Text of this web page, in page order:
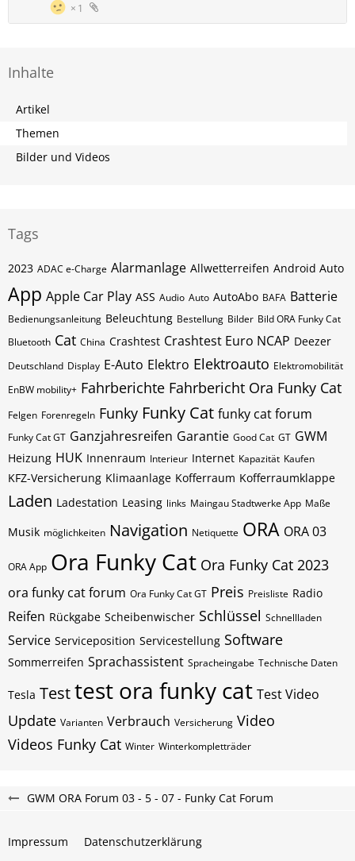
1
Inhalte
Artikel
Themen
Bilder und Videos
Tags
2023 ADAC e-Charge Alarmanlage Allwetterreifen Android Auto
App Apple Car Play ASS Audio Auto AutoAbo BAFA Batterie
Bedienungsanleitung Beleuchtung Bestellung Bilder Bild ORA Funky Cat
Bluetooth Cat China Crashtest Crashtest Euro NCAP Deezer
Deutschland Display E-Auto Elektro Elektroauto Elektromobilität
EnBW mobility+ Fahrberichte Fahrbericht Ora Funky Cat
Felgen Forenregeln Funky Funky Cat funky cat forum
Funky Cat GT Ganzjahresreifen Garantie Good Cat GT GWM
Heizung HUK Innenraum Interieur Internet Kapazität Kaufen
KFZ-Versicherung Klimaanlage Kofferraum Kofferraumklappe
Laden Ladestation Leasing links Maingau Stadtwerke App Maße
Musik möglichkeiten Navigation Netiquette ORA ORA 03
ORA App Ora Funky Cat Ora Funky Cat 2023
ora funky cat forum Ora Funky Cat GT Preis Preisliste Radio
Reifen Rückgabe Scheibenwischer Schlüssel Schnellladen
Service Serviceposition Servicestellung Software
Sommerreifen Sprachassistent Spracheingabe Technische Daten
Tesla Testtest ora funky cat Test Video
Update Varianten Verbrauch Versicherung Video
Videos Funky Cat Winter Winterkompletträder
GWM ORA Forum 03 - 5 - 07 - Funky Cat Forum
Impressum
Datenschutzerklärung